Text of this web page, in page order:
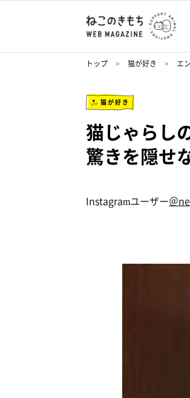
トップ 猫が好き エ
猫が好き
猫じゃらし
驚きを隠せ
Instagramユーザー＠